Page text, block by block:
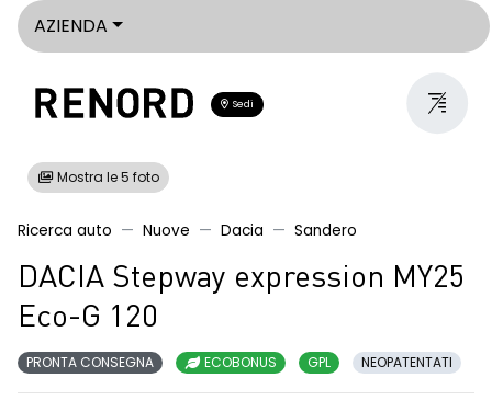
AZIENDA
Sedi
Mostra le 5 foto
Ricerca auto Nuove Dacia Sandero
DACIA Stepway expression MY25
Eco-G 120
PRONTA CONSEGNA ECOBONUS GPL NEOPATENTATI